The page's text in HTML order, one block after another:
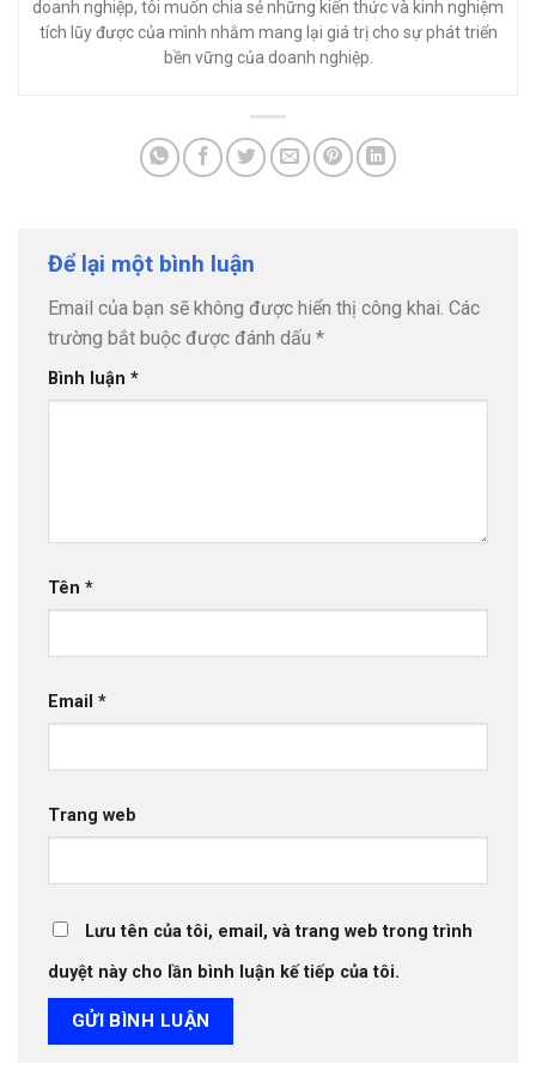
doanh nghiệp, tôi muốn chia sẻ những kiến thức và kinh nghiệm
tích lũy được của mình nhằm mang lại giá trị cho sự phát triển
bền vững của doanh nghiệp.
Để lại một bình luận
Email của bạn sẽ không được hiển thị công khai. Các
trường bắt buộc được đánh dấu *
Bình luận *
Tên *
Email *
Trang web
Lưu tên của tôi, email, và trang web trong trình
duyệt này cho lần bình luận kế tiếp của tôi.